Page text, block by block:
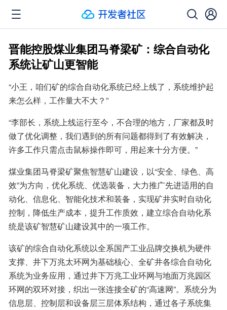
晋能控股煤业集团马脊梁矿：综合自动化
系统让矿山更智能
“小王，咱们矿的综合自动化系统已经上线了，系统维护起
来怎么样，工作量大不大？”
“李部长，系统上线运行至今，不合理的地方，厂家都及时
做了优化调整，我们遇到的所有问题都得到了有效解决，
许多工作只需点击鼠标操作即可，用起来十分方便。”
煤业集团马脊梁矿聚焦智慧矿山建设，以“安全、绿色、高
效”为方向，优化系统、优选装备，大力推广先进适用的自
动化、信息化、智能化技术和装备，实现矿井实时自动化
控制，降低生产成本，提升工作质效，建立综合自动化系
统是该矿智慧矿山建设其中的一项工作。
该矿的综合自动化系统以全系国产工业品牌交换机为硬件
支撑、井下万兆太环网为基础核心、全矿井各综合自动化
系统为业务应用，通过井下万兆工业环网与地面万兆园区
环网的双环对接，织出一张连接全矿的“高速网”。系统分为
信息层、控制层和设备层三层体系结构，通过各子系统集